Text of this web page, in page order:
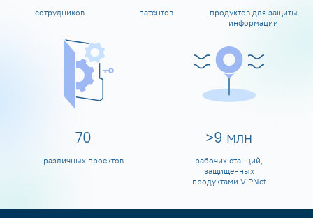
сотрудников патентов
продуктов для защиты
информации
80
различных проектов
>10 млн
рабочих станций,
защищенных
продуктами ViPNet